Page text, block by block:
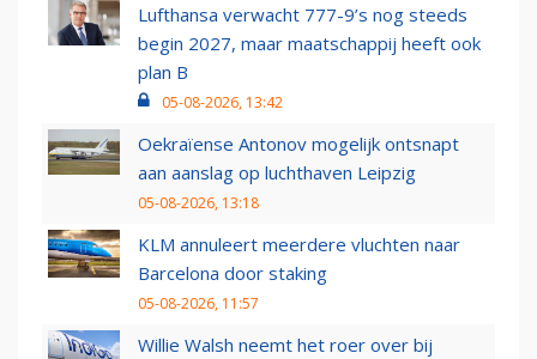
Lufthansa verwacht 777-9’s nog steeds
begin 2027, maar maatschappij heeft ook
plan B
05-08-2026, 13:42
Oekraïense Antonov mogelijk ontsnapt
aan aanslag op luchthaven Leipzig
05-08-2026, 13:18
KLM annuleert meerdere vluchten naar
Barcelona door staking
05-08-2026, 11:57
Willie Walsh neemt het roer over bij